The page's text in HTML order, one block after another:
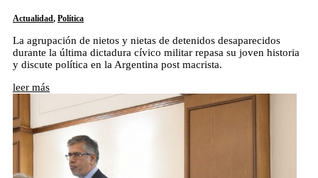
Actualidad, Política
La agrupación de nietos y nietas de detenidos desaparecidos
durante la última dictadura cívico militar repasa su joven historia
y discute política en la Argentina post macrista.
leer más